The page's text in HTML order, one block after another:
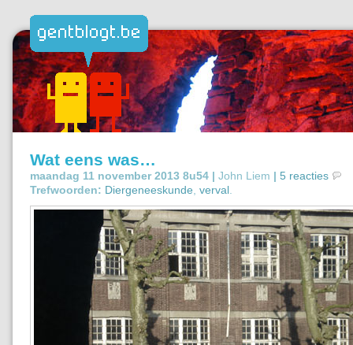
Wat eens was…
maandag 11 november 2013 8u54 | John Liem | 5 reacties
Trefwoorden: Diergeneeskunde verval